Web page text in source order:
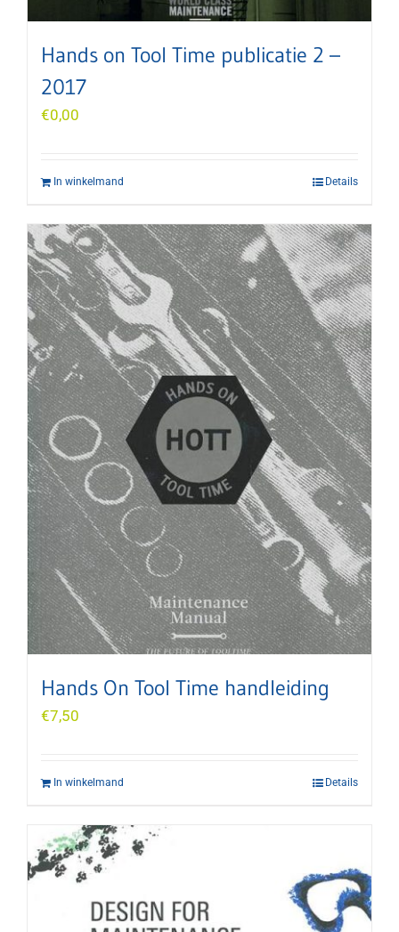
Hands on Tool Time publicatie 2 –
2017
€0,00
In winkelmand Details
Hands On Tool Time handleiding
€7,50
In winkelmand Details